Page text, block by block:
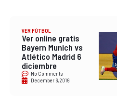
VER FÚTBOL
Ver online gratis
Bayern Munich vs
Atlético Madrid 6
diciembre
No Comments
December 6, 2016